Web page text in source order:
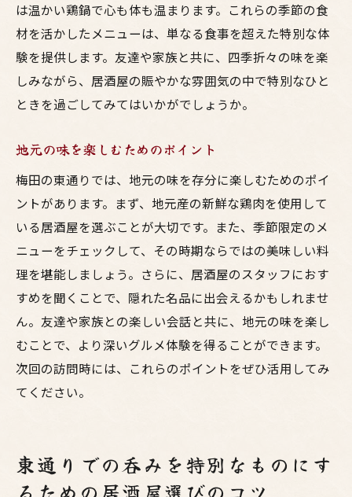
は温かい鶏鍋で心も体も温まります。これらの季節の食
材を活かしたメニューは、単なる食事を超えた特別な体
験を提供します。友達や家族と共に、四季折々の味を楽
しみながら、居酒屋の賑やかな雰囲気の中で特別なひと
ときを過ごしてみてはいかがでしょうか。
地元の味を楽しむためのポイント
梅田の東通りでは、地元の味を存分に楽しむためのポイ
ントがあります。まず、地元産の新鮮な鶏肉を使用して
いる居酒屋を選ぶことが大切です。また、季節限定のメ
ニューをチェックして、その時期ならではの美味しい料
理を堪能しましょう。さらに、居酒屋のスタッフにおす
すめを聞くことで、隠れた名品に出会えるかもしれませ
ん。友達や家族との楽しい会話と共に、地元の味を楽し
むことで、より深いグルメ体験を得ることができます。
次回の訪問時には、これらのポイントをぜひ活用してみ
てください。
東通りでの呑みを特別なものにす